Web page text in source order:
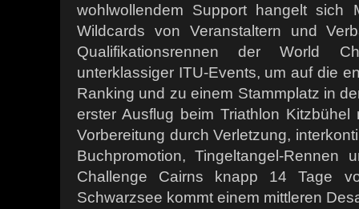
wohlwollendem Support hangelt sich
Wildcards von Veranstaltern und
Qualifikationsrennen der World
unterklassiger ITU-Events, um auf die
Ranking und zu einem Stammplatz in
erster Ausflug beim Triathlon Kitzbühel
Vorbereitung durch Verletzung,
Buchpromotion, Tingeltangel-
Challenge Cairns knapp 14 Tage
Schwarzsee kommt einem mittleren